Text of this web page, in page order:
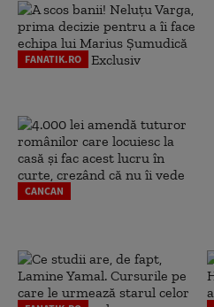
FANATIK.RO
CANCAN